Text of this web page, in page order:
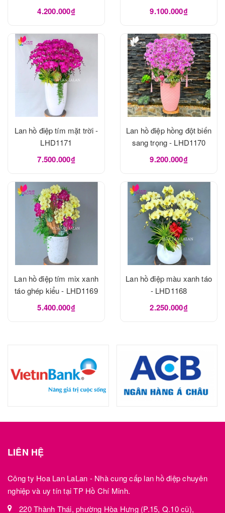
4.200.000₫ 9.100.000₫
Lan hồ điệp tím mặt trời -
LHD1171
7.500.000₫
Lan hồ điệp hồng đột biến
sang trọng - LHD1170
9.200.000₫
Lan hồ điệp tím mix xanh
táo ghép kiểu - LHD1169
5.400.000₫
Lan hồ điệp màu xanh táo
- LHD1168
2.250.000₫
LIÊN HỆ
Công ty Hoa Lan LaLan - Nhà cung cấp lan hồ điệp chuyên
nghiệp và uy tín tại TP Hồ Chí Minh.
220 Thành Thái, phường Hòa Hưng (P.15, Q.10 cũ),